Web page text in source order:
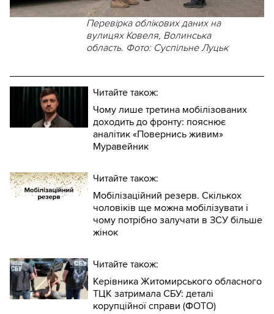
Перевірка облікових даних на
вулицях Ковеля, Волинська
область. Фото: Суспільне Луцьк
Читайте також:
Чому лише третина мобілізованих
доходить до фронту: пояснює
аналітик «Повернись живим»
Муравейник
Читайте також:
Мобілізаційний резерв. Скількох
чоловіків ще можна мобілізувати і
чому потрібно залучати в ЗСУ більше
жінок
Читайте також:
Керівника Житомирського обласного
ТЦК затримала СБУ: деталі
корупційної справи (ФОТО)